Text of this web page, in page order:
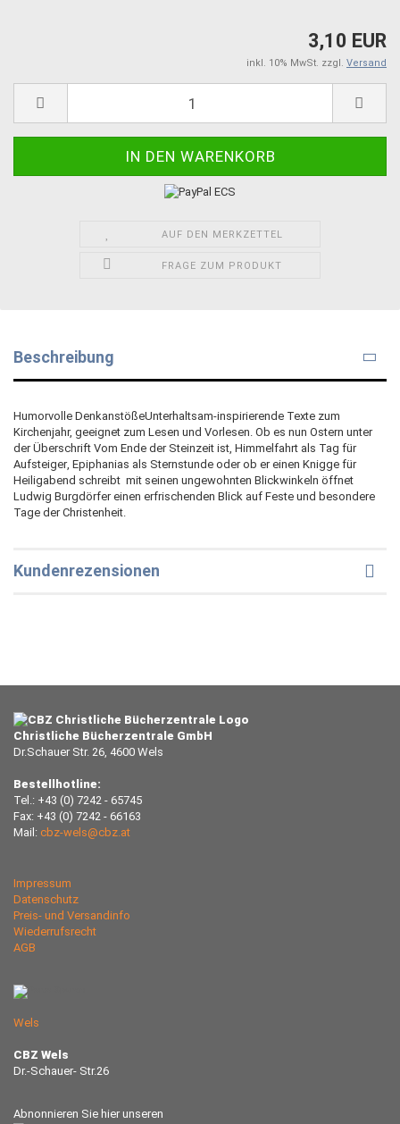
3,10 EUR
inkl. 10% MwSt. zzgl. Versand
AUF DEN MERKZETTEL
FRAGE ZUM PRODUKT
Beschreibung
Humorvolle DenkanstößeUnterhaltsam-inspirierende Texte zum
Kirchenjahr, geeignet zum Lesen und Vorlesen. Ob es nun Ostern unter
der Überschrift Vom Ende der Steinzeit ist, Himmelfahrt als Tag für
Aufsteiger, Epiphanias als Sternstunde oder ob er einen Knigge für
Heiligabend schreibt  mit seinen ungewohnten Blickwinkeln öffnet
Ludwig Burgdörfer einen erfrischenden Blick auf Feste und besondere
Tage der Christenheit.
Kundenrezensionen
Christliche Bücherzentrale GmbH
Dr.Schauer Str. 26, 4600 Wels
Bestellhotline:
Tel.: +43 (0) 7242 - 65745
Fax: +43 (0) 7242 - 66163
Mail: cbz-wels@cbz.at
Impressum
Datenschutz
Preis- und Versandinfo
Wiederrufsrecht
AGB
Wels
CBZ Wels
Dr.-Schauer- Str.26
Abnonnieren Sie hier unseren